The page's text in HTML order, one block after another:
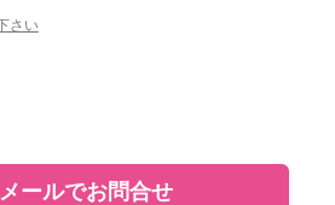
さい
メールでお問合せ